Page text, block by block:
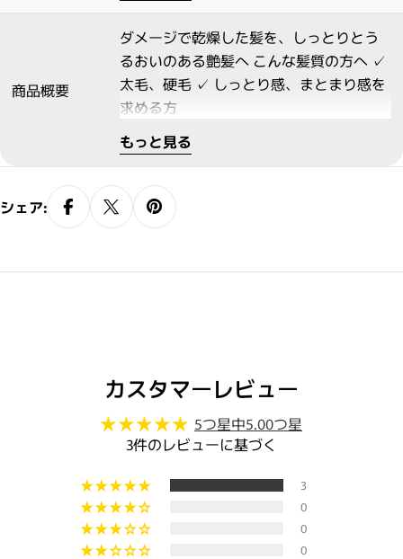
商品概要
ダメージで乾燥した髪を、しっとりとう
るおいのある艶髪へ こんな髪質の方へ ✓
太毛、硬毛 ✓ しっとり感、まとまり感を
求める方
もっと見る
シェア:
カスタマーレビュー
5つ星中5.00つ星
3件のレビューに基づく
3
0
0
0